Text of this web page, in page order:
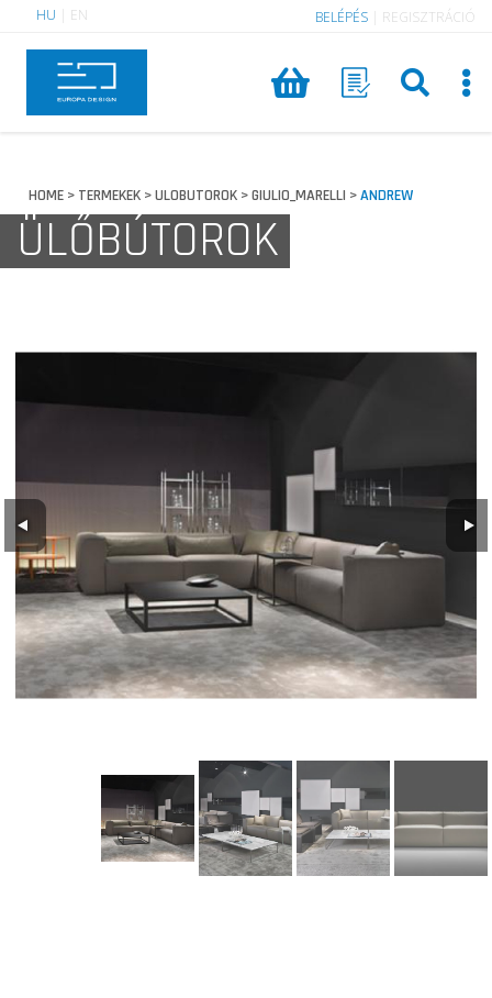
HU EN BELÉPÉS REGISZTRÁCIÓ
HOME > TERMEKEK >ULOBUTOROK >GIULIO_MARELLI >ANDREW
ÜLŐBÚTOROK